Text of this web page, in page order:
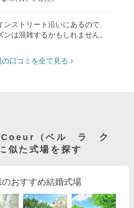
ンストリート沿いにあるので、
ンは混雑するかもしれません。
の口コミを全て見る
（ベル ラ ク
似た式場を探す
おすすめ結婚式場